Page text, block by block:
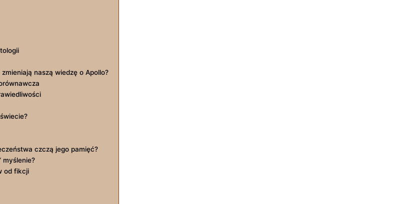
naszą wiedzę o ‌Apollo?
czczą ‌jego pamięć?
myślenie?
od fikcji